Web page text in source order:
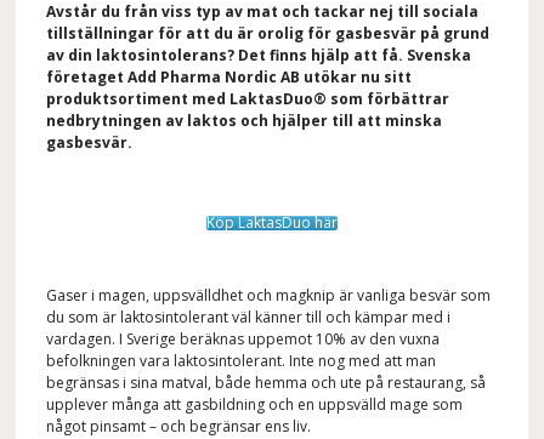
Avstår du från viss typ av mat och tackar nej till sociala
tillställningar för att du är orolig för gasbesvär på grund
av din laktosintolerans? Det finns hjälp att få. Svenska
företaget Add Pharma Nordic AB utökar nu sitt
produktsortiment med LaktasDuo® som förbättrar
nedbrytningen av laktos och hjälper till att minska
gasbesvär.
Köp LaktasDuo här
Gaser i magen, uppsvälldhet och magknip är vanliga besvär som
du som är laktosintolerant väl känner till och kämpar med i
vardagen. I Sverige beräknas uppemot 10% av den vuxna
befolkningen vara laktosintolerant. Inte nog med att man
begränsas i sina matval, både hemma och ute på restaurang, så
upplever många att gasbildning och en uppsvälld mage som
något pinsamt – och begränsar ens liv.